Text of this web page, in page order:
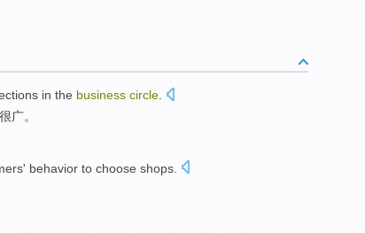
in the business circle
广。
behavior to choose shops